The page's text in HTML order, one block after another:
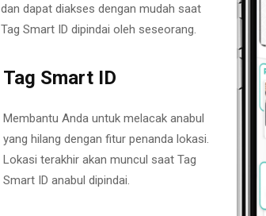
dan dapat diakses dengan mudah saat
Tag Smart ID dipindai oleh seseorang.
Tag Smart ID
Membantu Anda untuk melacak anabul
yang hilang dengan fitur penanda lokasi.
Lokasi terakhir akan muncul saat Tag
Smart ID anabul dipindai.